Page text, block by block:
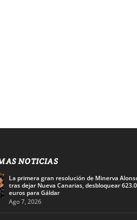
NOTICIAS
La primera gran resolución de Minerva
tras dejar Nueva Canarias, desbloquear
euros para Gáldar
Ago 7, 2026